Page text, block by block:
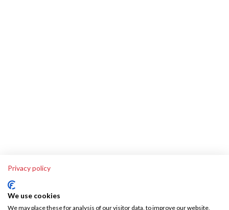
Privacy policy
We use cookies
We may place these for analysis of our visitor data, to improve our website,